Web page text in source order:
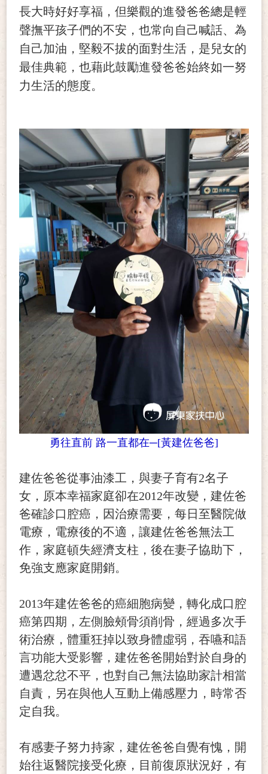
長大時好好享福，但樂觀的進發爸爸總是輕
聲撫平孩子們的不安，也常向自己喊話、為
自己加油，堅毅不拔的面對生活，是兒女的
最佳典範，也藉此鼓勵進發爸爸始終如一努
力生活的態度。
勇往直前 路一直都在─[黃建佐爸爸]
建佐爸爸從事油漆工，與妻子育有2名子
女，原本幸福家庭卻在2012年改變，建佐爸
爸確診口腔癌，因治療需要，每日至醫院做
電療，電療後的不適，讓建佐爸爸無法工
作，家庭頓失經濟支柱，後在妻子協助下，
免強支應家庭開銷。
2013年建佐爸爸的癌細胞病變，轉化成口腔
癌第四期，左側臉頰骨須削骨，經過多次手
術治療，體重狂掉以致身體虛弱，吞嚥和語
言功能大受影響，建佐爸爸開始對於自身的
遭遇忿忿不平，也對自己無法協助家計相當
自責，另在與他人互動上備感壓力，時常否
定自我。
有感妻子努力持家，建佐爸爸自覺有愧，開
始往返醫院接受化療，目前復原狀況好，有